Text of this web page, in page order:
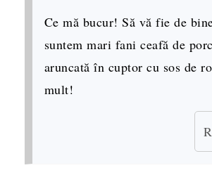
Ce mă bucur! Să vă fie de
suntem mari fani ceafă de
aruncată în cuptor cu sos de
mult!